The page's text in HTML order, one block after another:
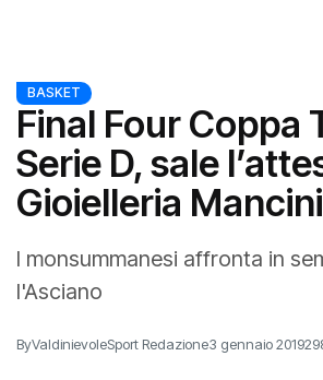
BASKET
Final Four Coppa
Serie D, sale
Gioielleria Mancini
I monsummanesi affronta in
l'Asciano
ByValdinievoleSport Redazione3 gennaio 2019